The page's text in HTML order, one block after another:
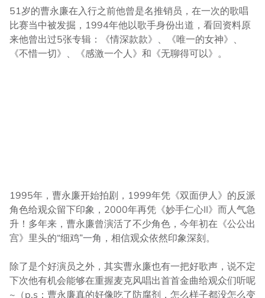
51岁的曹永廉在入行之前他曾是名推销员，在一次的歌唱
比赛当中被发掘，1994年他以歌手身份出道，看回资料原
来他曾出过5张专辑：《情深款款》、《唯一的女神》、
《不惜一切》、《感激一个人》和《无聊得可以》。
1995年，曹永廉开始拍剧，1999年凭《双面伊人》的反派
角色给观众留下印象，2000年再凭《妙手仁心II》而人气急
升！多年来，曹永廉曾演活了不少角色，今年初在《公公出
宫》里头的“细鸡”一角，相信观众依然印象深刻。
除了是个好演员之外，其实曹永廉也有一把好歌声，说不定
下次他有机会能够在重握麦克风唱出首首金曲给观众们听呢
~（p.s：曹永廉真的好像吃了防腐剂，怎么样子都没怎么变